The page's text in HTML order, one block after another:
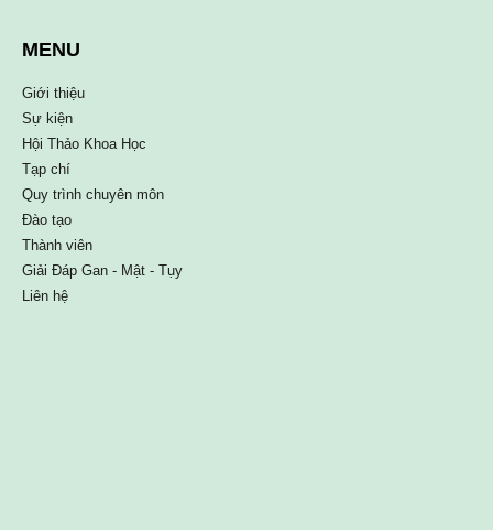
MENU
Giới thiệu
Sự kiện
Hội Thảo Khoa Học
Tạp chí
Quy trình chuyên môn
Đào tạo
Thành viên
Giải Đáp Gan - Mật - Tụy
Liên hệ